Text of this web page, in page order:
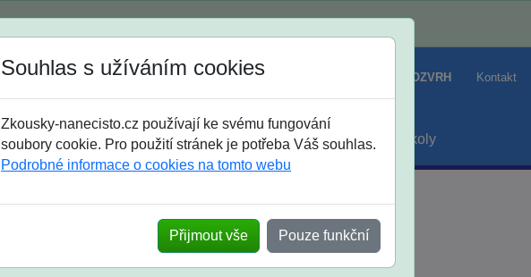
Jak si vybrat ROZVRH Kontakt
8. třída 9. třída střední maturanti soutěže prázdniny školy
Souhlas s užíváním cookies
Zkousky-nanecisto.cz používají ke svému fungování
soubory cookie. Pro použití stránek je potřeba Váš souhlas.
Podrobné informace o cookies na tomto webu
Přijmout vše Pouze funkční